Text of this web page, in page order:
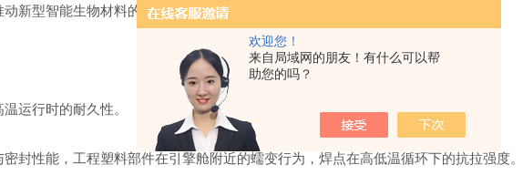
欢迎您！
来自局域网的朋友！有什么可以帮
助您的吗？
新型智能生物材料的发展。
运行时的耐久性。
封性能，工程塑料部件在引擎舱附近的蠕变行为，焊点在高低温循环下的抗拉强度。